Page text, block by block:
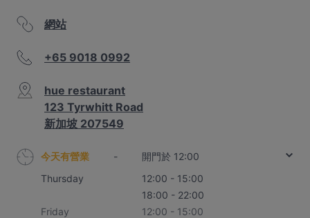
網站
+65 9018 0992
hue restaurant
123 Tyrwhitt Road
新加坡 207549
今天有營業 -
開門於 12:00
Thursday
12:00 - 15:00
18:00 - 22:00
Friday
12:00 - 15:00